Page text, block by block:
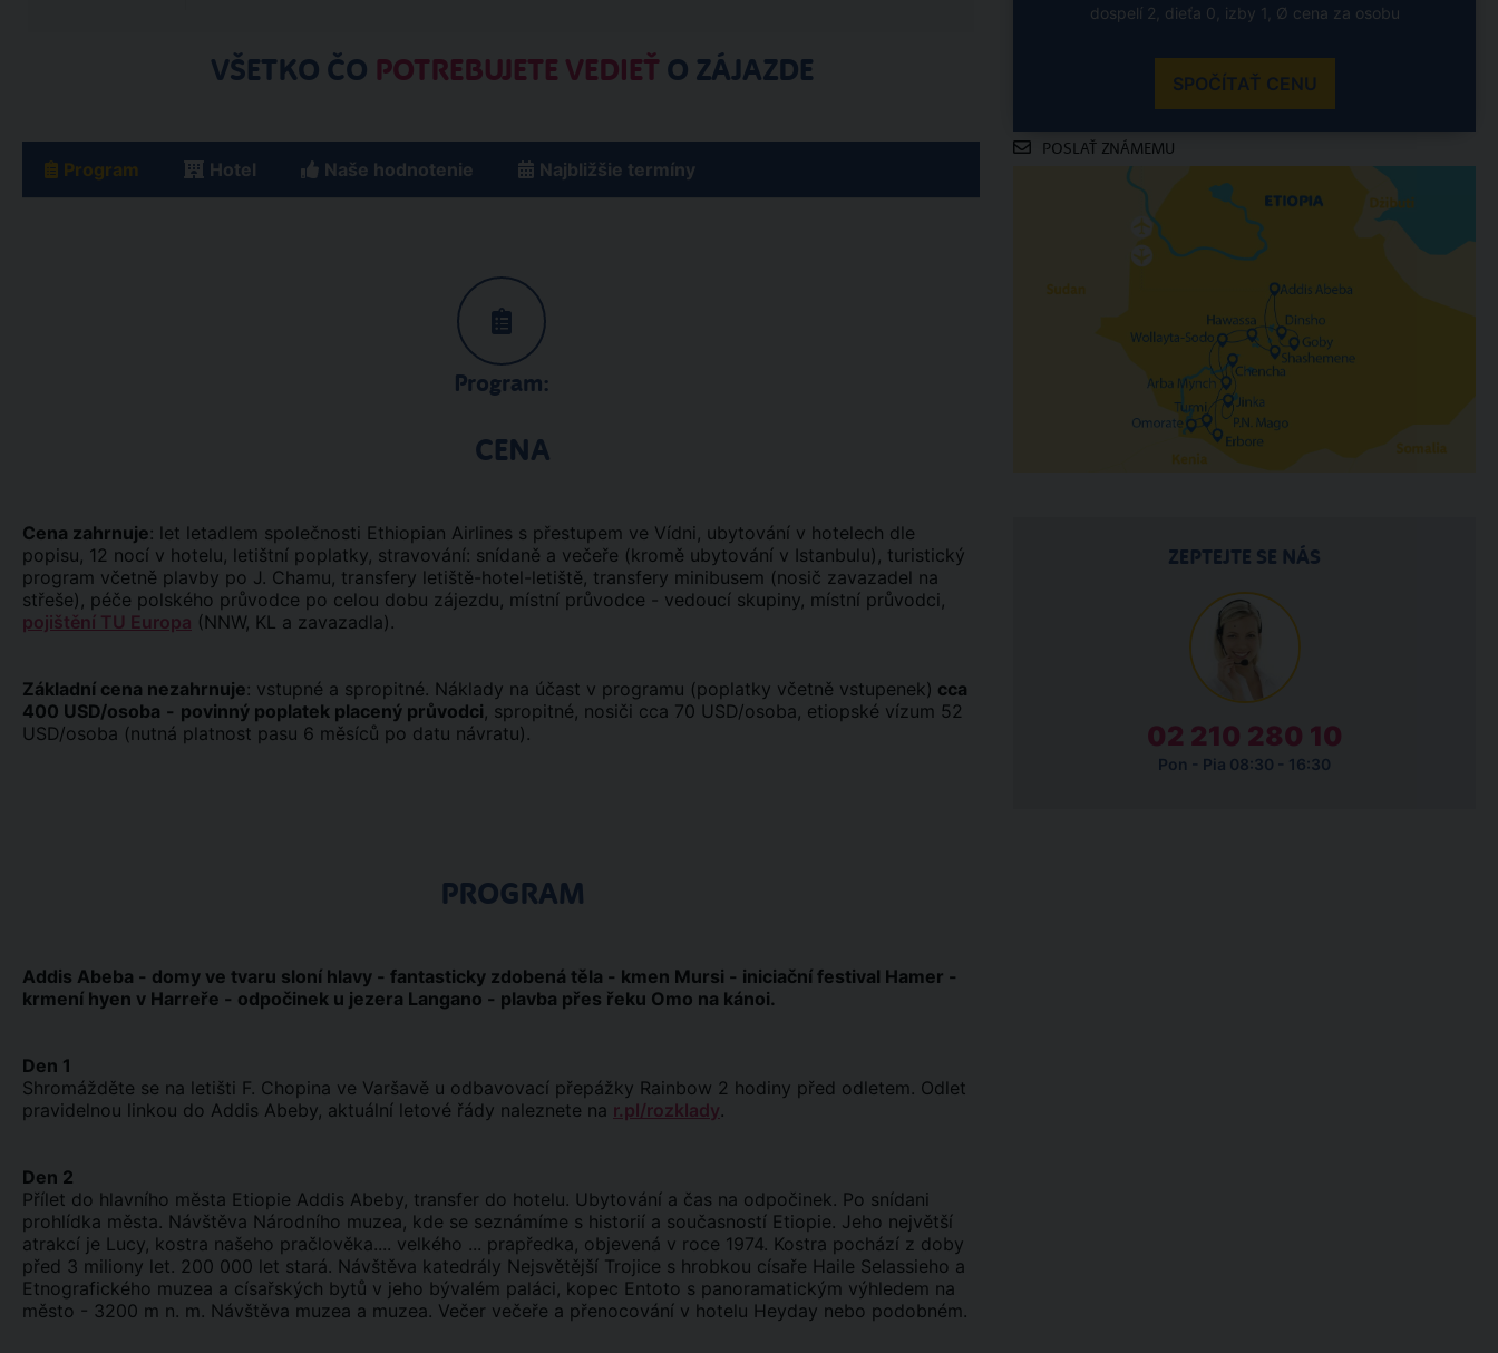
VŠETKO ČO POTREBUJETE VEDIEŤ O ZÁJAZDE
Program Hotel Naše hodnotenie Najbližšie termíny
Program:
CENA
Cena zahrnuje: let letadlem společnosti Ethiopian Airlines s přestupem ve Vídni, ubytování v hotelech dle
popisu, 12 nocí v hotelu, letištní poplatky, stravování: snídaně a večeře (kromě ubytování v Istanbulu), turistický
program včetně plavby po J. Chamu, transfery letiště-hotel-letiště, transfery minibusem (nosič zavazadel na
střeše), péče polského průvodce po celou dobu zájezdu, místní průvodce - vedoucí skupiny, místní průvodci,
pojištění TU Europa (NNW, KL a zavazadla).
Základní cena nezahrnuje: vstupné a spropitné. Náklady na účast v programu (poplatky včetně vstupenek) cca
400 USD/osoba - povinný poplatek placený průvodci, spropitné, nosiči cca 70 USD/osoba, etiopské vízum 52
USD/osoba (nutná platnost pasu 6 měsíců po datu návratu).
PROGRAM
Addis Abeba - domy ve tvaru sloní hlavy - fantasticky zdobená těla - kmen Mursi - iniciační festival Hamer -
krmení hyen v Harreře - odpočinek u jezera Langano - plavba přes řeku Omo na kánoi.
Den 1
Shromážděte se na letišti F. Chopina ve Varšavě u odbavovací přepážky Rainbow 2 hodiny před odletem. Odlet
pravidelnou linkou do Addis Abeby, aktuální letové řády naleznete na r.pl/rozklady.
Den 2
Přílet do hlavního města Etiopie Addis Abeby, transfer do hotelu. Ubytování a čas na odpočinek. Po snídani
prohlídka města. Návštěva Národního muzea, kde se seznámíme s historií a současností Etiopie. Jeho největší
atrakcí je Lucy, kostra našeho pračlověka.... velkého ... prapředka, objevená v roce 1974. Kostra pochází z doby
před 3 miliony let. 200 000 let stará. Návštěva katedrály Nejsvětější Trojice s hrobkou císaře Haile Selassieho a
Etnografického muzea a císařských bytů v jeho bývalém paláci, kopec Entoto s panoramatickým výhledem na
město - 3200 m n. m. Návštěva muzea a muzea. Večer večeře a přenocování v hotelu Heyday nebo podobném.
dospelí 2, dieťa 0, izby 1, Ø cena za osobu
SPOČÍTAŤ CENU
POSLAŤ ZNÁMEMU
ZEPTEJTE SE NÁS
02 210 280 10
Pon - Pia 08:30 - 16:30